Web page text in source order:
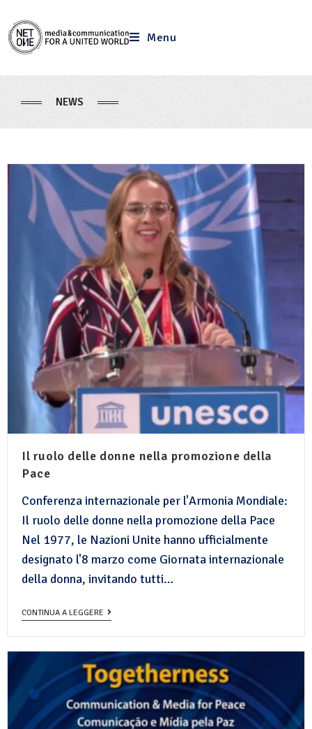
Menu
NEWS
Il ruolo delle donne nella promozione della
Pace
Conferenza internazionale per l'Armonia Mondiale:
Il ruolo delle donne nella promozione della Pace
Nel 1977, le Nazioni Unite hanno ufficialmente
designato l'8 marzo come Giornata internazionale
della donna, invitando tutti…
CONTINUA A LEGGERE